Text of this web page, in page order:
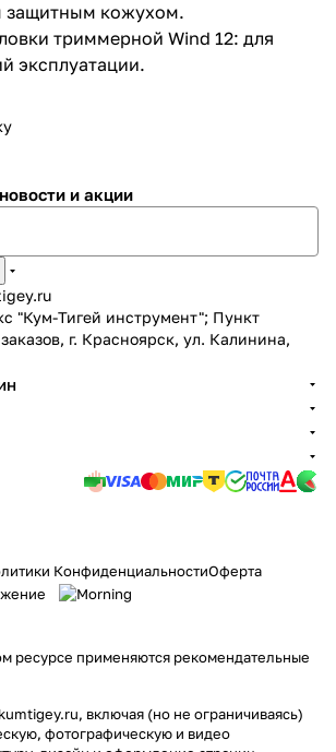
защитным кожухом.
триммерной Wind 12: для
эксплуатации.
и акции
"Кум-Тигей инструмент"; Пункт
г. Красноярск, ул. Калинина,
КонфиденциальностиОферта
ресурсе применяются рекомендательные
включая (но не ограничиваясь)
фотографическую и видео